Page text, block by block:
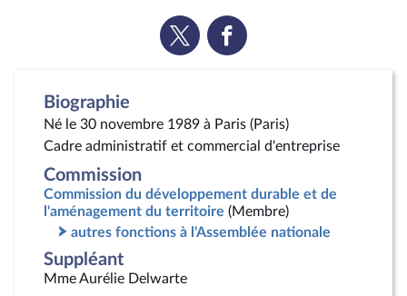
Voir
la
Voir
la
Biographie
Né le 30 novembre 1989 à Paris (Paris)
Cadre administratif et commercial d'entreprise
Commission
Commission du développement durable et de
l'aménagement du territoire (Membre)
autres fonctions à l'Assemblée nationale
Suppléant
Mme Aurélie Delwarte